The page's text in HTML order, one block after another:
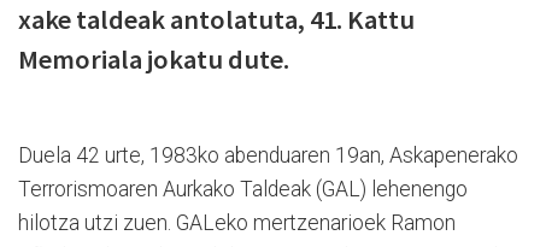
xake taldeak antolatuta, 41. Kattu
Memoriala jokatu dute.
Duela 42 urte, 1983ko abenduaren 19an, Askapenerako
Terrorismoaren Aurkako Taldeak (GAL) lehenengo
hilotza utzi zuen. GALeko mertzenarioek Ramon